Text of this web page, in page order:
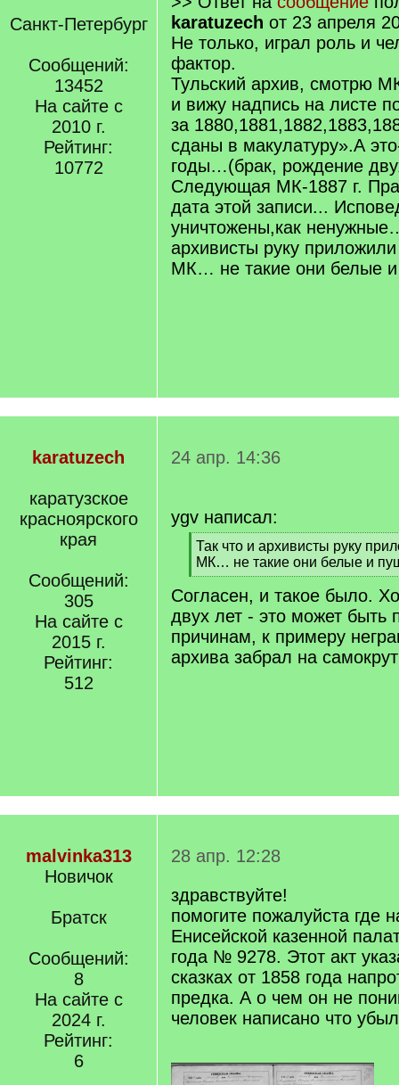
Санкт-Петербург
Сообщений:
13452
На сайте с
2010 г.
Рейтинг:
10772
karatuzech от 23 апреля
Не только, играл роль и
фактор.
Тульский архив, смотрю
и вижу надпись на листе
за
сданы в макулатуру».А
годы…(брак, рождение
Следующая МК-1887 г.
дата этой записи...
уничтожены,как
архивисты руку приложили
МК… не такие они белые
karatuzech
каратузское
красноярского
края
Сообщений:
305
На сайте с
2015 г.
Рейтинг:
512
24 апр. 14:36
ygv написал:
[
q
]
Так что и архивисты руку
МК… не такие они белые и
[
/
q
]
Согласен, и такое было.
двух лет - это может быть
причинам, к примеру
архива забрал на
malvinka313
Новичок
Братск
Сообщений:
8
На сайте с
2024 г.
Рейтинг:
6
28 апр. 12:28
здравствуйте!
помогите пожалуйста где
Енисейской казенной
года № 9278. Этот акт
сказках от 1858 года
предка. А о чем он не
человек написано что